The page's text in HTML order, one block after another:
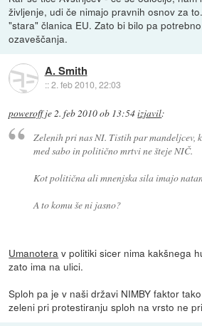
življenje, udi če nimajo pravnih osnov za
"stara" članica EU. Zato bi bilo pa
ozaveščanja.
A. Smith
::2. feb 2010, 22:03
poweroffje2. feb 2010 ob 13:54izjavil:
Zelenih pri nas NI. Tistih par mandeljcev,
med sabo in politično mrtvi ne šteje NIČ.
Kot politična ali mnenjska sila imajo
A to komu še ni jasno?
Umanotera v politiki sicer nima kakšnega
zato ima na ulici.
Sploh pa je v naši državi NIMBY faktor
zeleni pri protestiranju sploh na vrsto ne